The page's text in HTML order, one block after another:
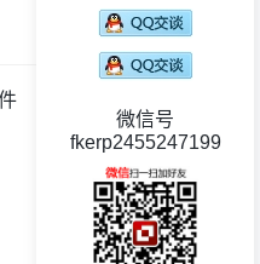
微信号
fkerp2455247199